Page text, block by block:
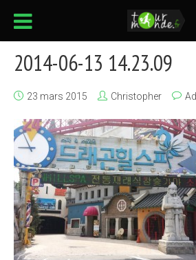
2014-06-13 14.23.09
23 mars 2015 Christopher